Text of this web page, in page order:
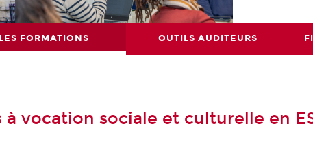
LES FORMATIONS OUTILS AUDITEURS
vocation sociale et culturelle en